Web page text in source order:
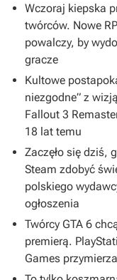
Wczoraj kiepska
twórców. Nowe
powalczy, by
gracze
Kultowe
niezgodne” z
Fallout 3
18 lat temu
Zaczęło się dziś,
Steam zdobyć
polskiego
ogłoszenia
Twórcy GTA 6
premierą.
Games